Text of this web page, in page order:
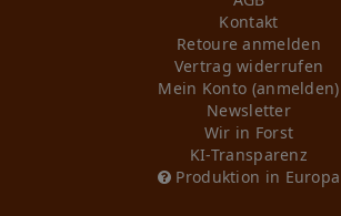
Kontakt
Retoure anmelden
Vertrag widerrufen
Mein Konto (anmelden)
Newsletter
Wir in Forst
KI-Transparenz
Produktion in Europa